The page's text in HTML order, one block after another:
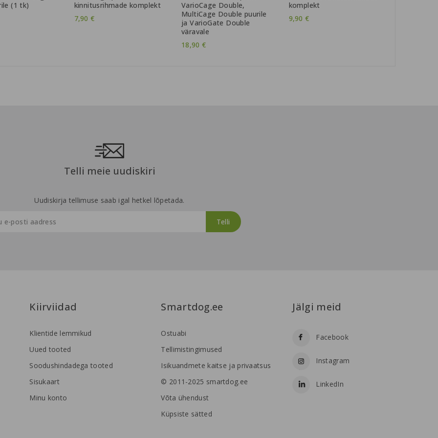
(1 tk)
kinnitusrihmade komplekt
7,90 €
VarioCage Double,
MultiCage Double puurile
ja VarioGate Double
väravale
18,90 €
komplekt
9,90 €
Telli meie uudiskiri
Uudiskirja tellimuse saab igal hetkel lõpetada.
Jälgi meid
Facebook
Instagram
LinkedIn
Smartdog.ee
Ostuabi
Tellimistingimused
Isikuandmete kaitse ja privaatsus
© 2011-2025 smartdog.ee
Võta ühendust
Küpsiste sätted
Kiirviidad
Klientide lemmikud
Uued tooted
Soodushindadega tooted
Sisukaart
Minu konto